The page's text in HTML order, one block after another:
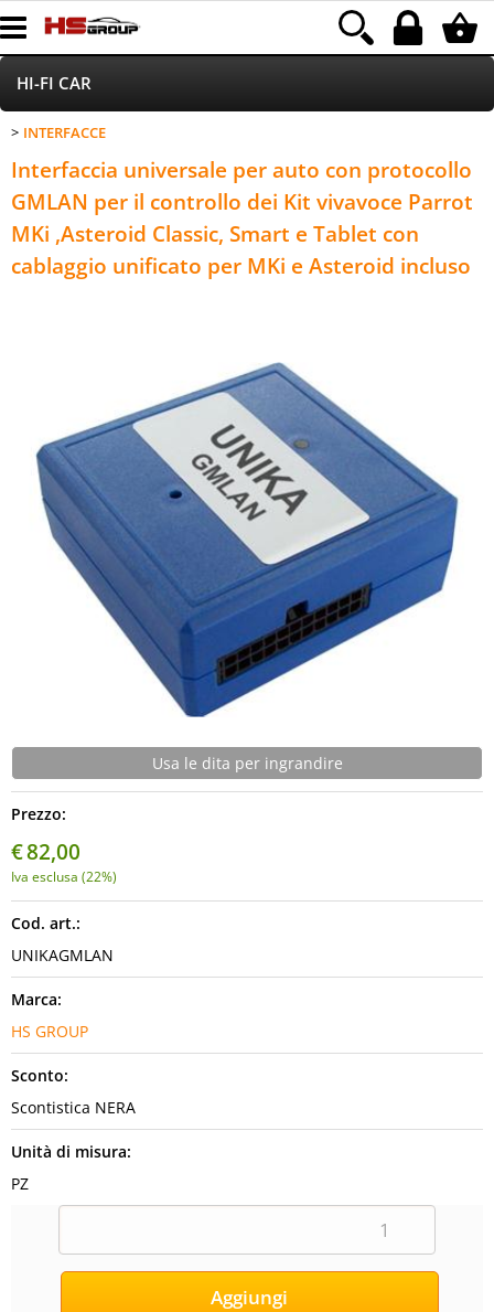
Home Page
Led
Accessori
HOD/ALOGENE
HI-FI CAR
Multimedia
Spazzole Tergicristalli
INTERFACCE
Interfaccia universale per auto con protocollo
GMLAN per il controllo dei Kit vivavoce Parrot
MKi ,Asteroid Classic, Smart e Tablet con
cablaggio unificato per MKi e Asteroid incluso
Usa le dita per ingrandire
Prezzo:
€82,00
Iva esclusa (22%)
Cod. art.:
UNIKAGMLAN
Marca:
HS GROUP
Sconto:
Scontistica NERA
Unità di misura:
PZ